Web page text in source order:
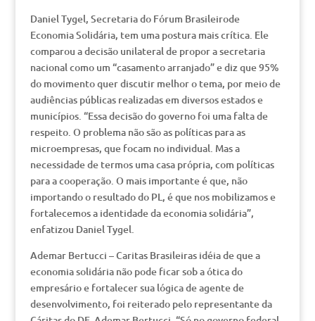
Daniel Tygel, Secretaria do Fórum Brasileirode
Economia Solidária, tem uma postura mais crítica. Ele
comparou a decisão unilateral de propor a secretaria
nacional como um “casamento arranjado” e diz que 95%
do movimento quer discutir melhor o tema, por meio de
audiências públicas realizadas em diversos estados e
municípios. “Essa decisão do governo foi uma falta de
respeito. O problema não são as políticas para as
microempresas, que focam no individual. Mas a
necessidade de termos uma casa própria, com políticas
para a cooperação. O mais importante é que, não
importando o resultado do PL, é que nos mobilizamos e
fortalecemos a identidade da economia solidária”,
enfatizou Daniel Tygel.
Ademar Bertucci – Caritas Brasileiras idéia de que a
economia solidária não pode ficar sob a ótica do
empresário e fortalecer sua lógica de agente de
desenvolvimento, foi reiterado pelo representante da